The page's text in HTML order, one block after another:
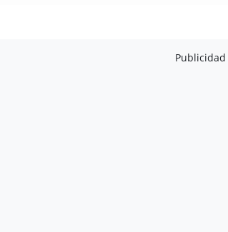
Publicidad